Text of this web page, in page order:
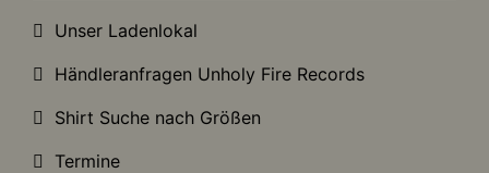
Unser Ladenlokal
Händleranfragen Unholy Fire Records
Shirt Suche nach Größen
Termine